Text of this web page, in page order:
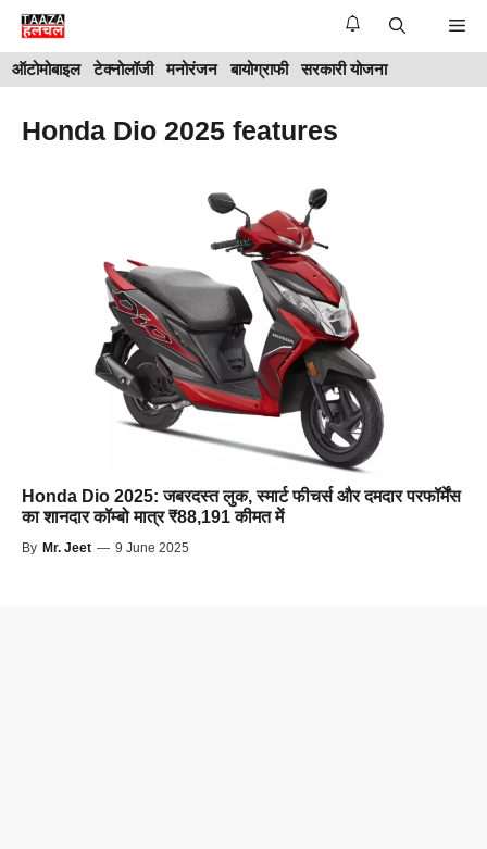
Skip
content
ऑटोमोबाइल टेक्नोलॉजी मनोरंजन बायोग्राफी सरकारी योजना
Honda Dio 2025 features
Honda Dio 2025: जबरदस्त लुक, स्मार्ट फीचर्स और दमदार परफॉर्मेंस
का शानदार कॉम्बो मात्र ₹88,191 कीमत में
By Mr. Jeet — 9 June 2025